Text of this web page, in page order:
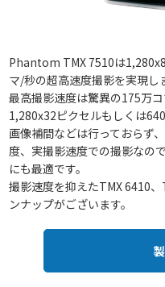
Phantom TMX 7510は
マ/秒の超高速度撮影を実現し
最高撮影速度は驚異の175万
1,280x32ピクセルもしくは
画像補間などは行っておらず
度、実撮影速度での撮影なの
にも最適です。
撮影速度を抑えたTMX 6410
ンナップがございます。